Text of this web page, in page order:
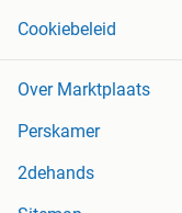
Cookiebeleid
Over Marktplaats
Perskamer
2dehands